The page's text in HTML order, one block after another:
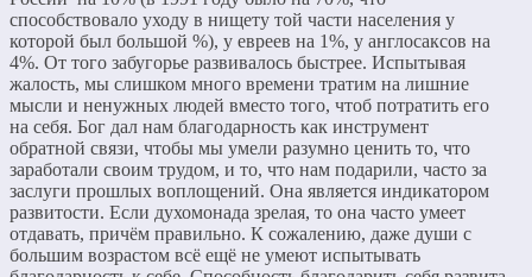
способствовало уходу в нищету той части населения у
которой был большой %), у евреев на 1%, у англосаксов на
4%. От того забугорье развивалось быстрее. Испытывая
жалость, мы слишком много времени тратим на лишние
мысли и ненужных людей вместо того, чтоб потратить его
на себя. Бог дал нам благодарность как инструмент
обратной связи, чтобы мы умели разумно ценить то, что
заработали своим трудом, и то, что нам подарили, часто за
заслуги прошлых воплощений. Она является индикатором
развитости. Если духомонада зрелая, то она часто умеет
отдавать, причём правильно. К сожалению, даже души с
большим возрастом всё ещё не умеют испытывать